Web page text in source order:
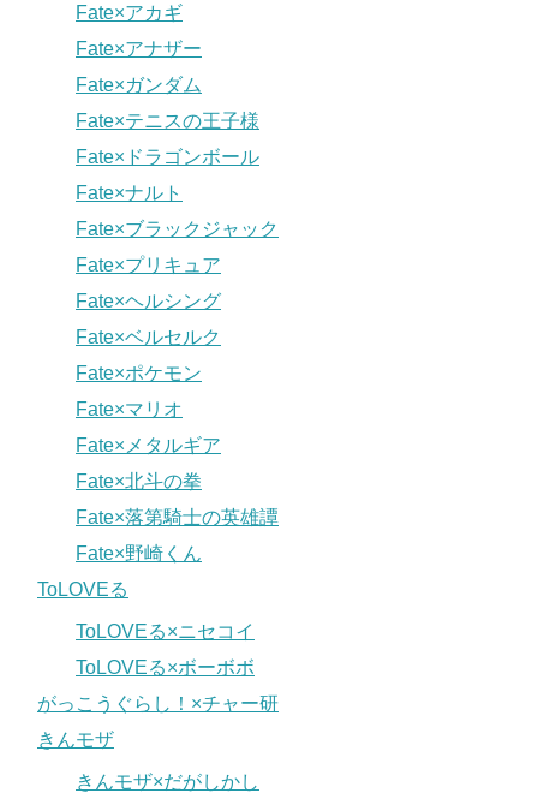
Fate×アカギ
Fate×アナザー
Fate×ガンダム
Fate×テニスの王子様
Fate×ドラゴンボール
Fate×ナルト
Fate×ブラックジャック
Fate×プリキュア
Fate×ヘルシング
Fate×ベルセルク
Fate×ポケモン
Fate×マリオ
Fate×メタルギア
Fate×北斗の拳
Fate×落第騎士の英雄譚
Fate×野崎くん
ToLOVEる
ToLOVEる×ニセコイ
ToLOVEる×ボーボボ
がっこうぐらし！×チャー研
きんモザ
きんモザ×だがしかし